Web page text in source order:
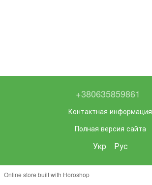
+380635859861
Контактная информация
Полная версия сайта
Укр Рус
Online store built with Horoshop